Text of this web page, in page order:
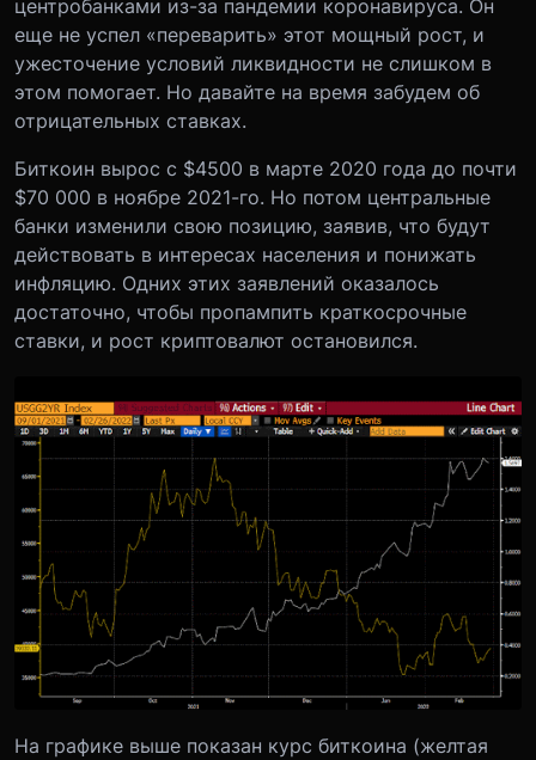
центробанками из-за пандемии коронавируса. Он
еще не успел «переварить» этот мощный рост, и
ужесточение условий ликвидности не слишком в
этом помогает. Но давайте на время забудем об
отрицательных ставках.
Биткоин вырос с $4500 в марте 2020 года до почти
$70 000 в ноябре 2021-го. Но потом центральные
банки изменили свою позицию, заявив, что будут
действовать в интересах населения и понижать
инфляцию. Одних этих заявлений оказалось
достаточно, чтобы пропампить краткосрочные
ставки, и рост криптовалют остановился.
На графике выше показан курс биткоина (желтая